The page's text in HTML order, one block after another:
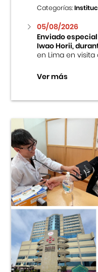
Categorías:
05/08/2026
Enviado
Iwao Horii,
en Lima en visita
Ver más